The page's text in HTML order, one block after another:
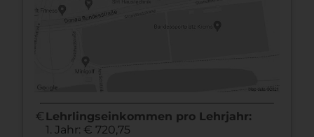
euro Lehrlingseinkommen pro Lehrjahr:
1. Jahr: € 720,75